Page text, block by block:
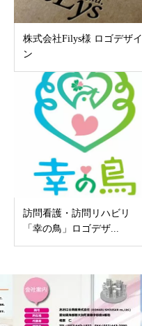
株式会社Filys様 ロゴデザイ
ン
訪問看護・訪問リハビリ
「幸の鳥」ロゴデザ...